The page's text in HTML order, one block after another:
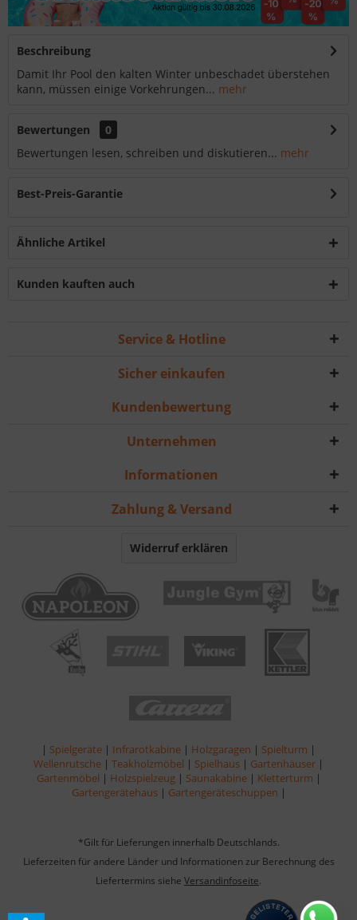
Beschreibung
Damit Ihr Pool den kalten Winter unbeschadet überstehen
kann, müssen einige Vorkehrungen... mehr
Bewertungen
0
Bewertungen lesen, schreiben und diskutieren... mehr
Best-Preis-Garantie
Ähnliche Artikel
Kunden kauften auch
Service & Hotline
Sicher einkaufen
Kundenbewertung
Unternehmen
Informationen
Zahlung & Versand
Widerruf erklären
| Spielgeräte | Infrarotkabine | Holzgaragen | Spielturm |
Wellenrutsche | Teakholzmöbel | Spielhaus | Gartenhäuser |
Gartenmöbel | Holzspielzeug | Saunakabine | Kletterturm |
Gartengerätehaus | Gartengeräteschuppen |
*Gilt für Lieferungen innerhalb Deutschlands.
Lieferzeiten für andere Länder und Informationen zur Berechnung des
Liefertermins siehe Versandinfoseite.